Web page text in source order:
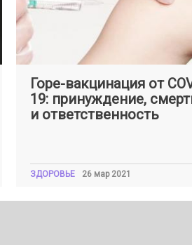
Горе-вакцинация от
19: принуждение,
и ответственность
ЗДОРОВЬЕ 26 мар 2021